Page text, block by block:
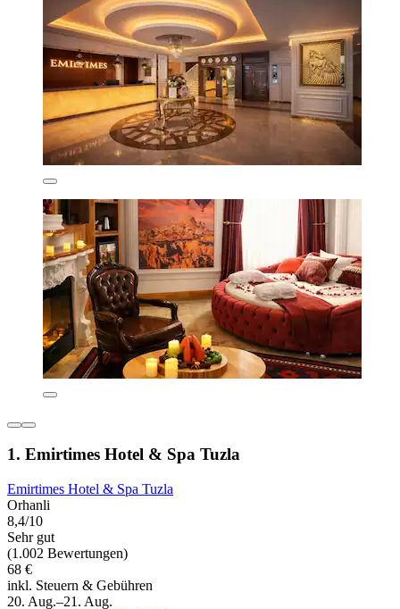
1. Emirtimes Hotel & Spa Tuzla
Emirtimes Hotel & Spa Tuzla
Orhanli
8,4/10
Sehr gut
(1.002 Bewertungen)
68 €
inkl. Steuern & Gebühren
20. Aug.–21. Aug.